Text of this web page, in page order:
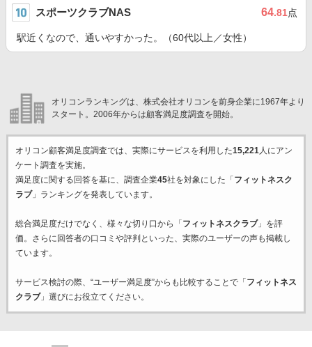
スポーツクラブNAS 64.81点
駅近くなので、通いやすかった。（60代以上／女性）
オリコンランキングは、株式会社オリコンを前身企業に1967年より
スタート。2006年からは顧客満足度調査を開始。
オリコン顧客満足度調査では、実際にサービスを利用した15,221人にアン
ケート調査を実施。
満足度に関する回答を基に、調査企業45社を対象にした「 フィットネスク
ラブ」ランキングを発表しています。
総合満足度だけでなく、様々な切り口から「 フィットネスクラブ」を評
価。さらに回答者の口コミや評判といった、実際のユーザーの声も掲載し
ています。
サービス検討の際、“ユーザー満足度”からも比較することで「 フィットネス
クラブ」選びにお役立てください。